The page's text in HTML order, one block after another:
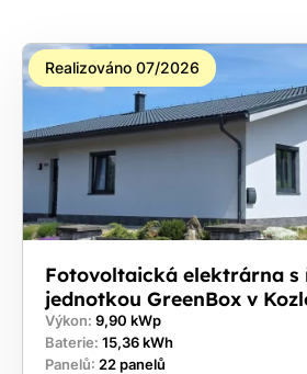
nárok.
Stačí
vědět -
a nic Vás
to
nestojí.
Realizováno 07/2026
Fotovoltaická elektrárna s
jednotkou GreenBox v
Výkon: 9,90 kWp
Baterie: 15,36 kWh
Panelů: 22 panelů